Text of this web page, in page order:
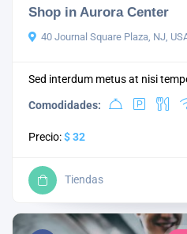
Shop in Aurora Center
40 Journal Square Plaza, NJ,
Sed interdum metus at nisi
Comodidades:
Precio:$ 32
Tiendas